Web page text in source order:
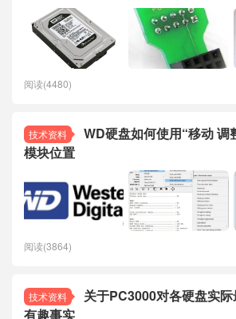
阅读(4480)
技术资料
WD硬盘如何使用“移动 调
模块位置
阅读(3864)
技术资料
关于PC3000对各硬盘实
有趣事实